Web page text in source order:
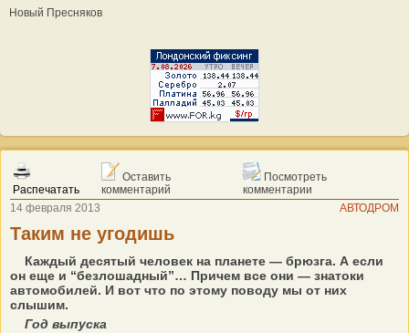
Новый Пресняков
Распечатать
Оставить
комментарий
Посмотреть
комментарии
14 февраля 2013
АВТОДРОМ
Таким не угодишь
Каждый десятый человек на планете — брюзга. А если
он еще и “безлошадный”… Причем все они — знатоки
автомобилей. И вот что по этому поводу мы от них
слышим.
Год выпуска